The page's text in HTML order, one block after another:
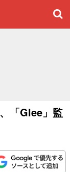
「Glee」監